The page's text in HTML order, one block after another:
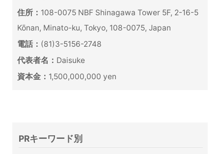
住所： 108-0075 NBF Shinagawa Tower 5F, 2-16-5
Kōnan, Minato-ku, Tokyo, 108-0075, Japan
電話： (81)3-5156-2748
代表者名： Daisuke
資本金： 1,500,000,000 yen
PRキーワード別